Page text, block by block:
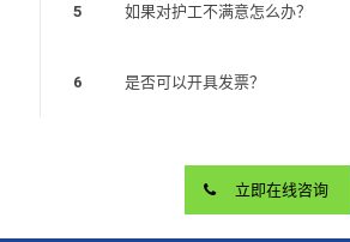
5 如果对护工不满意怎么办？
6 是否可以开具发票？
立即在线咨询